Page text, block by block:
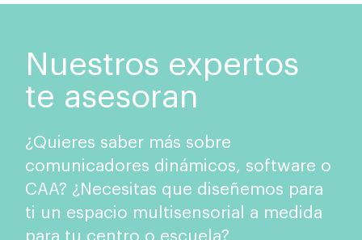
Nuestros expertos
te asesoran
¿Quieres saber más sobre
comunicadores dinámicos, software o
CAA? ¿Necesitas que diseñemos para
ti un espacio multisensorial a medida
para tu centro o escuela?